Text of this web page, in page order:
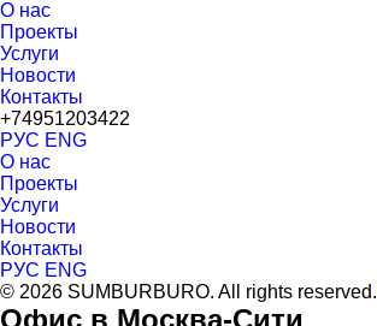
О нас
Проекты
Услуги
Новости
Контакты
+74951203422
РУС ENG
О нас
Проекты
Услуги
Новости
Контакты
РУС ENG
© 2026 SUMBURBURO. All rights reserved.
Офис в Москва-Сити